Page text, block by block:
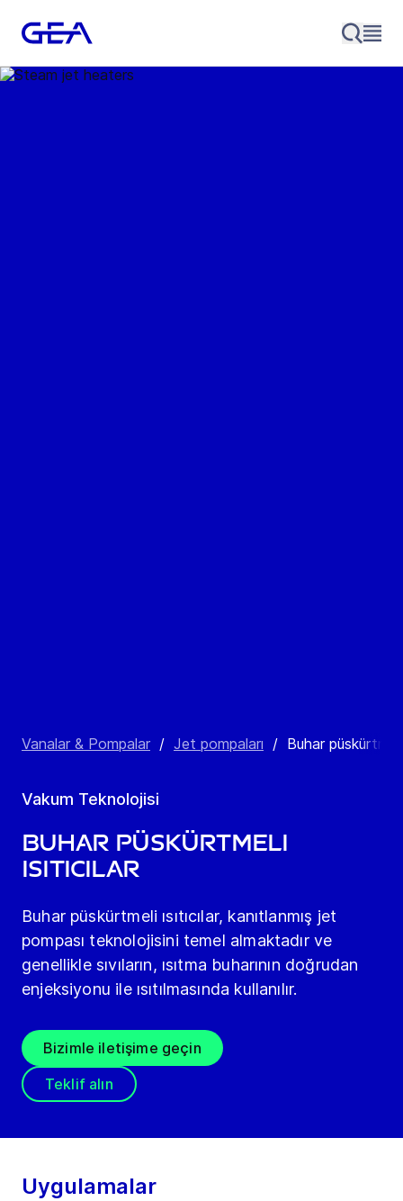
Vanalar & Pompalar / Jet pompaları / Buhar püskürtmeli
Vakum Teknolojisi
Buhar püskürtmeli
ısıtıcılar
Buhar püskürtmeli ısıtıcılar, kanıtlanmış jet
pompası teknolojisini temel almaktadır ve
genellikle sıvıların, ısıtma buharının doğrudan
enjeksiyonu ile ısıtılmasında kullanılır.
Bizimle iletişime geçin
Teklif alın
Uygulamalar